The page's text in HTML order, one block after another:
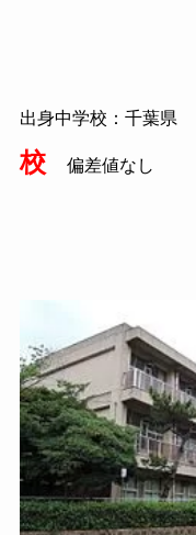
出身中学校：千葉県
校
偏差値なし